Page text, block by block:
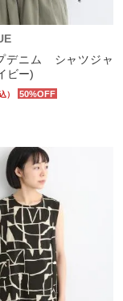
デニム シャツジャ
ビー)
） 50%OFF